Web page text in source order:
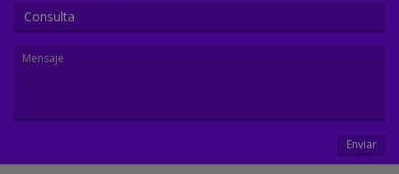
Consulta
Enviar